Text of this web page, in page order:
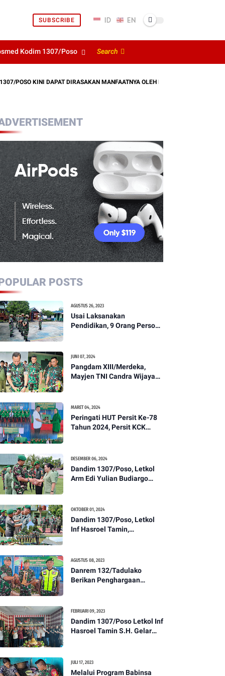
SUBSCRIBE
Kodim 1307/Poso Search
KINI DAPAT DIRASAKAN MANFAATNYA OLEH MASYARAKAT
POSTS
AGUSTUS 26, 2023
Usai Laksanakan
Pendidikan, 9 Orang Personil
Ikuti Apel Pagi Dan
Pengecekan
JUNI 07, 2024
Pangdam XIII/Merdeka,
Mayjen TNI Candra Wijaya
MARET 04, 2024
Peringati HUT Persit Ke-78
Tahun 2024, Persit KCK
Kesehatan Tentang
Pencegahan DBD
DESEMBER 06, 2024
Dandim 1307/Poso, Letkol
Arm Edi Yulian Budiargo
1307/Poso
OKTOBER 01, 2024
Dandim 1307/Poso, Letkol
Inf Hasroel Tamin,
Kenaikan Pangkat Personel
Kodim 1307/Poso
AGUSTUS 08, 2023
Danrem 132/Tadulako
Berikan Penghargaan
FEBRUARI 09, 2023
Dandim 1307/Poso Letkol Inf
Hasroel Tamin S.H. Gelar
Tahun 2023
JULI 17, 2023
Melalui Program Babinsa